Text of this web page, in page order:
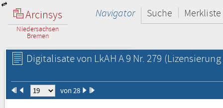
Arcinsys
Niedersachsen
Bremen
Navigator Suche Merkliste
Digitalisate von LkAH A 9 Nr. 279
von 28